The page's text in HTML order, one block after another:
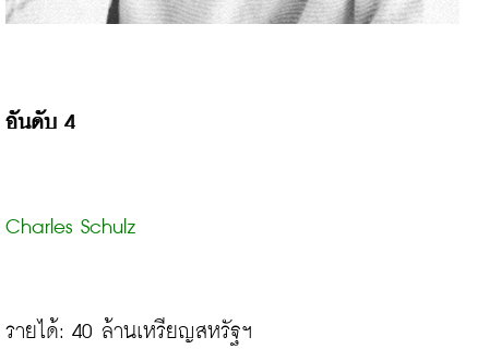
อันดับ 4
Charles Schulz
รายได้: 40 ล้านเหรียญสหรัฐฯ